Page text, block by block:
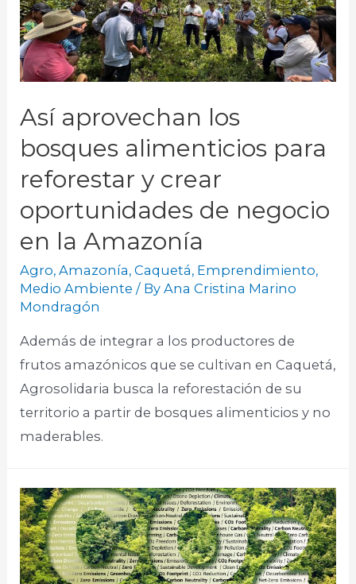
Así aprovechan los
bosques alimenticios para
reforestar y crear
oportunidades de negocio
en la Amazonía
Agro,Amazonía,Caquetá, Emprendimiento,
Medio Ambiente / ByAna Cristina Marino
Mondragón
Además de integrar a los productores de
frutos amazónicos que se cultivan en Caquetá,
Agrosolidaria busca la reforestación de su
territorio a partir de bosques alimenticios y no
maderables.​